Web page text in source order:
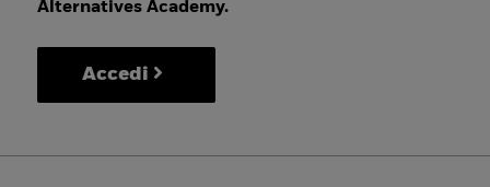
Alternatives Academy.
Accedi